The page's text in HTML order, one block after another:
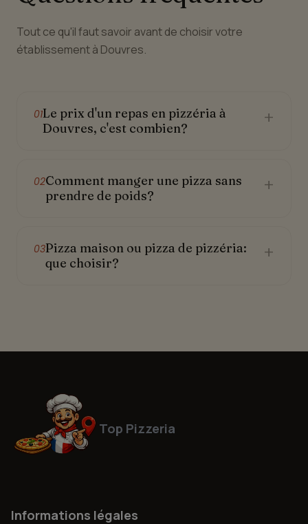
Tout ce qu'il faut savoir avant de choisir votre
établissement à Douvres.
01Le prix d'un repas en pizzéria à
Douvres, c'est combien?
+
02Comment manger une pizza sans
prendre de poids?
+
03Pizza maison ou pizza de pizzéria:
que choisir?
+
Top Pizzeria
Informations légales